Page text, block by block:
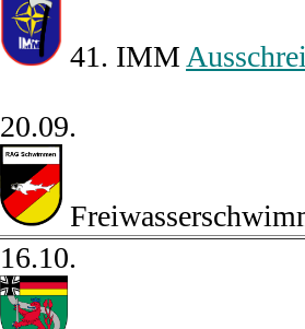
41. IMM
20.09.
16.10.